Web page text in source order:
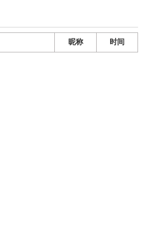
昵称 时间